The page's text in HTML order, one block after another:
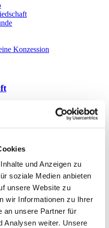
und Anzeigen zu
soziale Medien anbieten
unsere Website zu
wir Informationen zu Ihrer
an unsere Partner für
Analysen weiter. Unsere
Konzession